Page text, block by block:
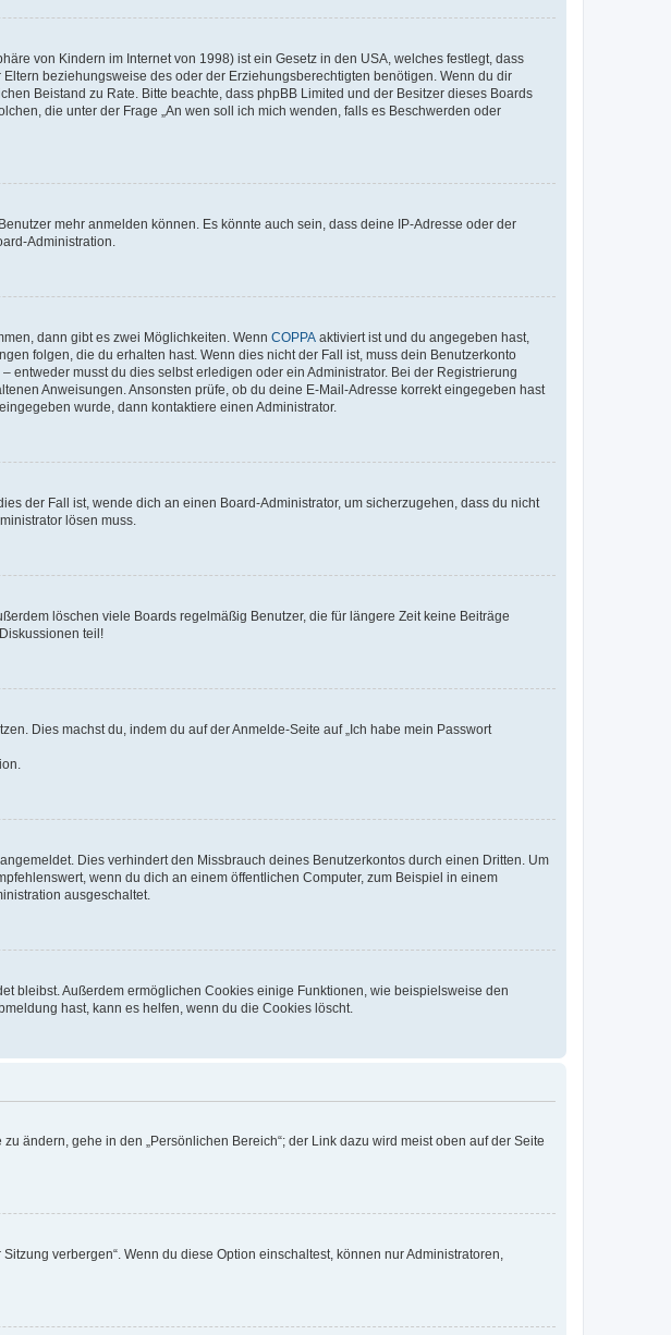
von Kindern im Internet von 1998) ist ein Gesetz in den USA, welches festlegt, dass
beziehungsweise des oder der Erziehungsberechtigten benötigen. Wenn du dir
Beistand zu Rate. Bitte beachte, dass phpBB Limited und der Besitzer dieses Boards
die unter der Frage „An wen soll ich mich wenden, falls es Beschwerden oder
mehr anmelden können. Es könnte auch sein, dass deine IP-Adresse oder der
Administration.
dann gibt es zwei Möglichkeiten. Wenn COPPA aktiviert ist und du angegeben hast,
folgen, die du erhalten hast. Wenn dies nicht der Fall ist, muss dein Benutzerkonto
musst du dies selbst erledigen oder ein Administrator. Bei der Registrierung
Anweisungen. Ansonsten prüfe, ob du deine E-Mail-Adresse korrekt eingegeben hast
wurde, dann kontaktiere einen Administrator.
der Fall ist, wende dich an einen Board-Administrator, um sicherzugehen, dass du nicht
lösen muss.
löschen viele Boards regelmäßig Benutzer, die für längere Zeit keine Beiträge
teil!
Dies machst du, indem du auf der Anmelde-Seite auf „Ich habe mein Passwort
Dies verhindert den Missbrauch deines Benutzerkontos durch einen Dritten. Um
wenn du dich an einem öffentlichen Computer, zum Beispiel in einem
ausgeschaltet.
bleibst. Außerdem ermöglichen Cookies einige Funktionen, wie beispielsweise den
hast, kann es helfen, wenn du die Cookies löscht.
ändern, gehe in den „Persönlichen Bereich“; der Link dazu wird meist oben auf der Seite
verbergen“. Wenn du diese Option einschaltest, können nur Administratoren,